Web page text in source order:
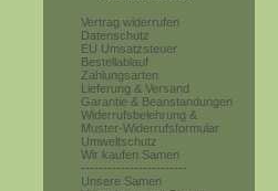
Vertrag widerrufen
Datenschutz
EU Umsatzsteuer
Bestellablauf
Zahlungsarten
Lieferung & Versand
Garantie & Beanstandungen
Widerrufsbelehrung &
Muster-Widerrufsformular
Umweltschutz
Wir kaufen Samen
------------------------
Unsere Samen